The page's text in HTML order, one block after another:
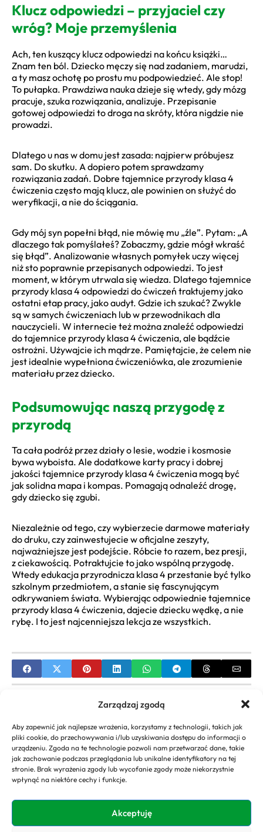
Zarządzaj zgodą
Aby zapewnić jak najlepsze wrażenia, korzystamy z technologii, takich jak
pliki cookie, do przechowywania i/lub uzyskiwania dostępu do informacji o
urządzeniu. Zgoda na te technologie pozwoli nam przetwarzać dane, takie
jak zachowanie podczas przeglądania lub unikalne identyfikatory na tej
stronie. Brak wyrażenia zgody lub wycofanie zgody może niekorzystnie
wpłynąć na niektóre cechy i funkcje.
Akceptuję
Klucz odpowiedzi – przyjaciel czy
wróg? Moje przemyślenia
Ach, ten kuszący klucz odpowiedzi na końcu książki…
Znam ten ból. Dziecko męczy się nad zadaniem, marudzi,
a ty masz ochotę po prostu mu podpowiedzieć. Ale stop!
To pułapka. Prawdziwa nauka dzieje się wtedy, gdy mózg
pracuje, szuka rozwiązania, analizuje. Przepisanie
gotowej odpowiedzi to droga na skróty, która nigdzie nie
prowadzi.
Dlatego u nas w domu jest zasada: najpierw próbujesz
sam. Do skutku. A dopiero potem sprawdzamy
rozwiązania zadań. Dobre tajemnice przyrody klasa 4
ćwiczenia często mają klucz, ale powinien on służyć do
weryfikacji, a nie do ściągania.
Gdy mój syn popełni błąd, nie mówię mu „źle”. Pytam: „A
dlaczego tak pomyślałeś? Zobaczmy, gdzie mógł wkraść
się błąd”. Analizowanie własnych pomyłek uczy więcej
niż sto poprawnie przepisanych odpowiedzi. To jest
moment, w którym utrwala się wiedza. Dlatego tajemnice
przyrody klasa 4 odpowiedzi do ćwiczeń traktujemy jako
ostatni etap pracy, jako audyt. Gdzie ich szukać? Zwykle
są w samych ćwiczeniach lub w przewodnikach dla
nauczycieli. W internecie też można znaleźć odpowiedzi
do tajemnice przyrody klasa 4 ćwiczenia, ale bądźcie
ostrożni. Używajcie ich mądrze. Pamiętajcie, że celem nie
jest idealnie wypełniona ćwiczeniówka, ale zrozumienie
materiału przez dziecko.
Podsumowując naszą przygodę z
przyrodą
Ta cała podróż przez działy o lesie, wodzie i kosmosie
bywa wyboista. Ale dodatkowe karty pracy i dobrej
jakości tajemnice przyrody klasa 4 ćwiczenia mogą być
jak solidna mapa i kompas. Pomagają odnaleźć drogę,
gdy dziecko się zgubi.
Niezależnie od tego, czy wybierzecie darmowe materiały
do druku, czy zainwestujecie w oficjalne zeszyty,
najważniejsze jest podejście. Róbcie to razem, bez presji,
z ciekawością. Potraktujcie to jako wspólną przygodę.
Wtedy edukacja przyrodnicza klasa 4 przestanie być tylko
szkolnym przedmiotem, a stanie się fascynującym
odkrywaniem świata. Wybierając odpowiednie tajemnice
przyrody klasa 4 ćwiczenia, dajecie dziecku wędkę, a nie
rybę. I to jest najcenniejsza lekcja ze wszystkich.
Fryzury Damskie Średnie z Grzywką: Inspiracje,
Stylizacja, Pielęgnacja
NEXT
Sanah Wiek i Data Urodzenia: Kompletny
Przewodnik po Artystce